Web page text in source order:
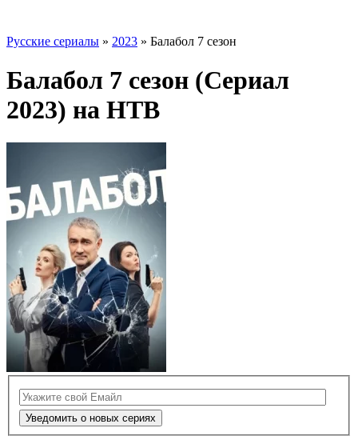
Русские сериалы » 2023 » Балабол 7 сезон
Балабол 7 сезон (Сериал
2023) на НТВ
Уведомить о новых сериях